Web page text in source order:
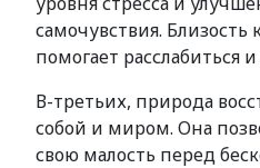
самочувствия.
помогает расслабиться
В-третьих, природа
собой и миром. Она
свою малость перед